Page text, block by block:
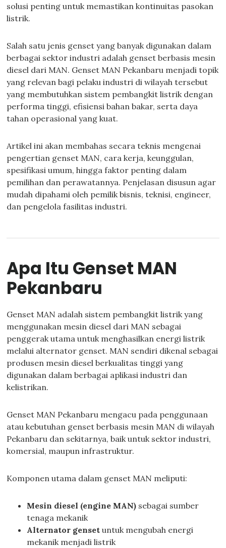
solusi penting untuk memastikan kontinuitas pasokan
listrik.
Salah satu jenis genset yang banyak digunakan dalam
berbagai sektor industri adalah genset berbasis mesin
diesel dari MAN. Genset MAN Pekanbaru menjadi topik
yang relevan bagi pelaku industri di wilayah tersebut
yang membutuhkan sistem pembangkit listrik dengan
performa tinggi, efisiensi bahan bakar, serta daya
tahan operasional yang kuat.
Artikel ini akan membahas secara teknis mengenai
pengertian genset MAN, cara kerja, keunggulan,
spesifikasi umum, hingga faktor penting dalam
pemilihan dan perawatannya. Penjelasan disusun agar
mudah dipahami oleh pemilik bisnis, teknisi, engineer,
dan pengelola fasilitas industri.
Apa Itu Genset MAN
Pekanbaru
Genset MAN adalah sistem pembangkit listrik yang
menggunakan mesin diesel dari MAN sebagai
penggerak utama untuk menghasilkan energi listrik
melalui alternator genset. MAN sendiri dikenal sebagai
produsen mesin diesel berkualitas tinggi yang
digunakan dalam berbagai aplikasi industri dan
kelistrikan.
Genset MAN Pekanbaru mengacu pada penggunaan
atau kebutuhan genset berbasis mesin MAN di wilayah
Pekanbaru dan sekitarnya, baik untuk sektor industri,
komersial, maupun infrastruktur.
Komponen utama dalam genset MAN meliputi:
Mesin diesel (engine MAN) sebagai sumber
tenaga mekanik
Alternator genset untuk mengubah energi
mekanik menjadi listrik